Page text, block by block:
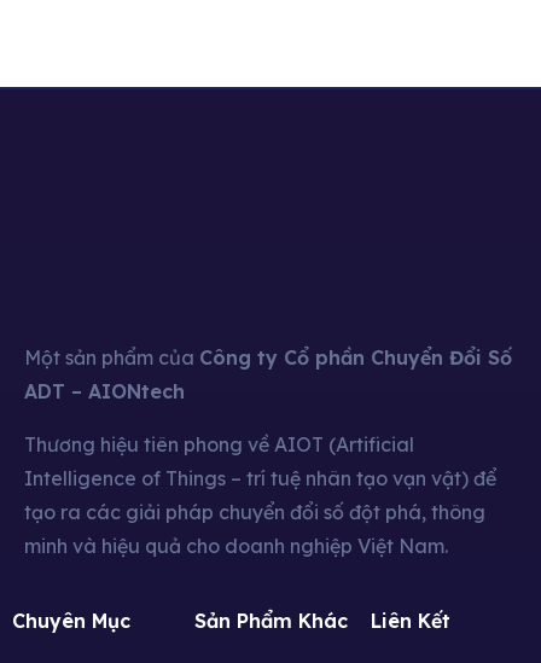
Một sản phẩm của Công ty Cổ phần Chuyển Đổi Số
ADT – AIONtech
Thương hiệu tiên phong về AIOT (Artificial
Intelligence of Things – trí tuệ nhân tạo vạn vật) để
tạo ra các giải pháp chuyển đổi số đột phá, thông
minh và hiệu quả cho doanh nghiệp Việt Nam.
Chuyên Mục Sản Phẩm Khác Liên Kết